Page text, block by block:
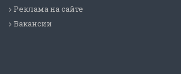
Реклама на сайте
Вакансии